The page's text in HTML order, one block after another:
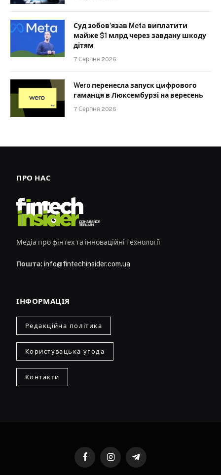
Суд зобов’язав Meta виплатити
майже $1 млрд через завдану шкоду
дітям
7 Серпня 2026
Wero перенесла запуск цифрового
гаманця в Люксембурзі на вересень
7 Серпня 2026
ПРО НАС
Медіа про фінтех та інноваційні технології
Пошта: info@fintechinsider.com.ua
ІНФОРМАЦІЯ
Редакційна політика
Користувацька угода
Контакти
FacebookInstagramTelegram